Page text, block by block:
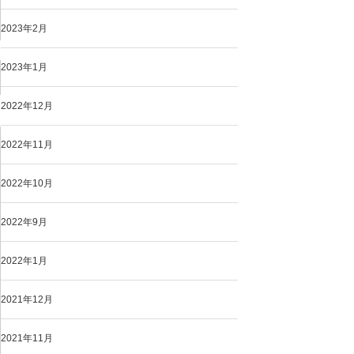
2023年2月
2023年1月
2022年12月
2022年11月
2022年10月
2022年9月
2022年1月
2021年12月
2021年11月